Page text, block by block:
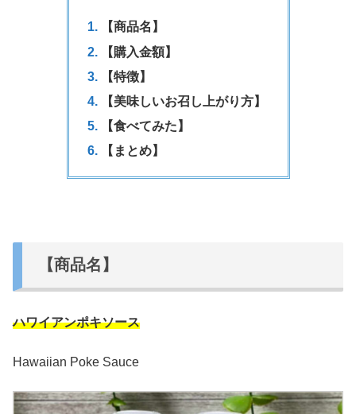
【商品名】
【購入金額】
【特徴】
【美味しいお召し上がり方】
【食べてみた】
【まとめ】
【商品名】
ハワイアンポキソース
Hawaiian Poke Sauce